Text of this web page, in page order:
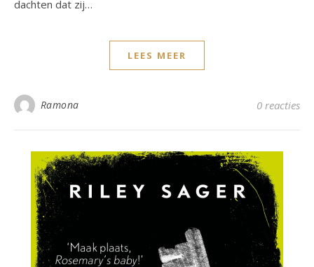
dachten dat zij…
LEES MEER
Ramona 0 reacties